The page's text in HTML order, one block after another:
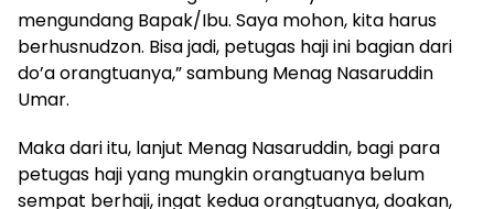
mengundang Bapak/Ibu. Saya mohon, kita harus
berhusnudzon. Bisa jadi, petugas haji ini bagian dari
do’a orangtuanya,” sambung Menag Nasaruddin
Umar.
Maka dari itu, lanjut Menag Nasaruddin, bagi para
petugas haji yang mungkin orangtuanya belum
sempat berhaji, ingat kedua orangtuanya, doakan,